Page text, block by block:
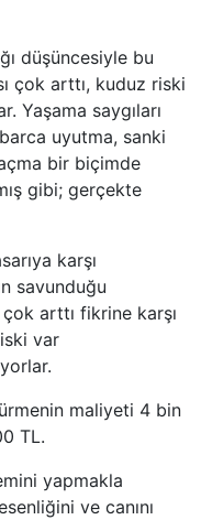
düşüncesiyle bu
çok arttı, kuduz riski
Yaşama saygıları
uyutma, sanki
bir biçimde
gibi; gerçekte
karşı
savunduğu
arttı fikrine karşı
var
maliyeti 4 bin
TL.
yapmakla
ve canını